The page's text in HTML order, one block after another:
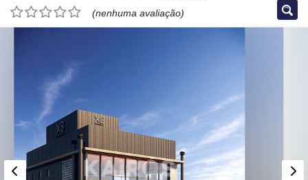
(nenhuma avaliação)